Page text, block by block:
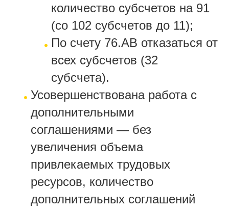
количество субсчетов на 91
(со 102 субсчетов до 11);
По счету 76.АВ отказаться от
всех субсчетов (32
субсчета).
Усовершенствована работа с
дополнительными
соглашениями — без
увеличения объема
привлекаемых трудовых
ресурсов, количество
дополнительных соглашений